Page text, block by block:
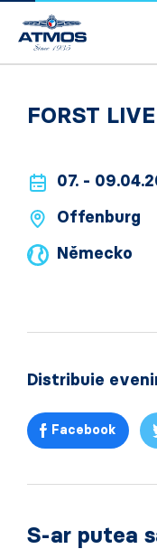
FORST
07. -
Offenburg
Německo
Distribuie
Facebook
S-ar putea